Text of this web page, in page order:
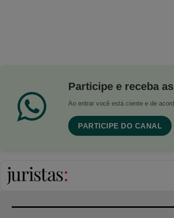
Participe e receba
Ao entrar você está ciente e de
PARTICIPE DO CANAL